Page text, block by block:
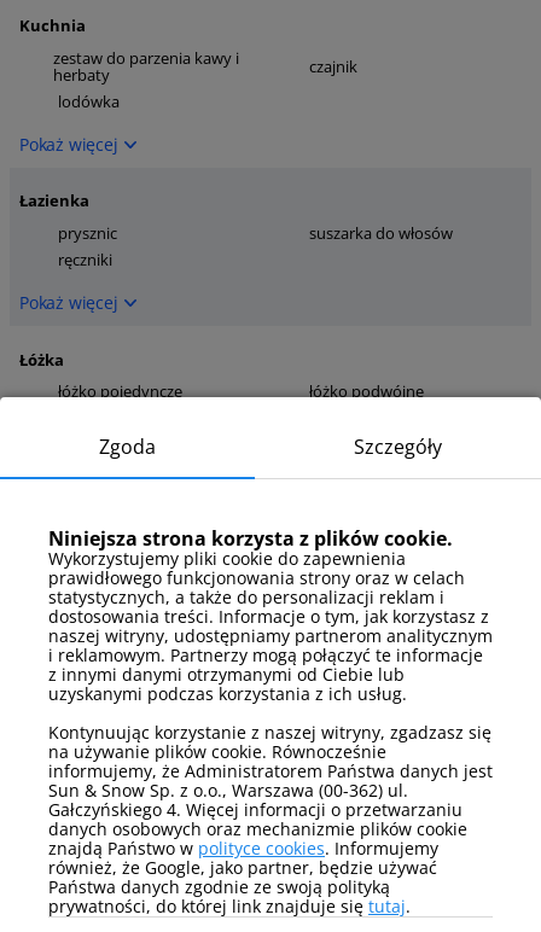
Kuchnia
zestaw do parzenia kawy i
herbaty
czajnik
lodówka
Pokaż więcej
Łazienka
prysznic
suszarka do włosów
ręczniki
Pokaż więcej
Łóżka
łóżko pojedyncze
łóżko podwójne
Pokaż więcej
dwuosobowa
rozkładany fotel
łóżko w systemie hotelowym
Pokaż więcej
Media
telewizor
internet
Pokaż więcej
Parking
parking na terenie obiektu
(niegwarantowany)
Pokaż więcej
Zgoda Szczegóły
Niniejsza strona korzysta z plików cookie.
Wykorzystujemy pliki cookie do zapewnienia
prawidłowego funkcjonowania strony oraz w celach
statystycznych, a także do personalizacji reklam i
dostosowania treści. Informacje o tym, jak korzystasz z
naszej witryny, udostępniamy partnerom analitycznym
i reklamowym. Partnerzy mogą połączyć te informacje
z innymi danymi otrzymanymi od Ciebie lub
uzyskanymi podczas korzystania z ich usług.
Kontynuując korzystanie z naszej witryny, zgadzasz się
na używanie plików cookie. Równocześnie
informujemy, że Administratorem Państwa danych jest
Sun & Snow Sp. z o.o., Warszawa (00-362) ul.
Gałczyńskiego 4. Więcej informacji o przetwarzaniu
danych osobowych oraz mechanizmie plików cookie
znajdą Państwo w polityce cookies. Informujemy
również, że Google, jako partner, będzie używać
Państwa danych zgodnie ze swoją polityką
prywatności, do której link znajduje się tutaj.